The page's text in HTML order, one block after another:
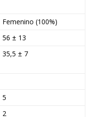
Femenino (100%)
56 ± 13
35,5 ± 7
5
2